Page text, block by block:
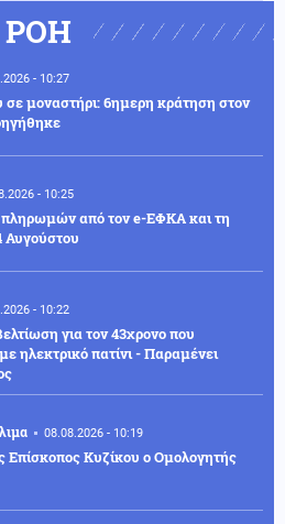
ΡΟΗ
- 10:27
μοναστήρι: 6ημερη κράτηση στον
- 10:25
από τον e-ΕΦΚΑ και τη
Αυγούστου
- 10:22
για τον 43χρονο που
ηλεκτρικό πατίνι - Παραμένει
08.08.2026 - 10:19
Επίσκοπος Κυζίκου ο Ομολογητής